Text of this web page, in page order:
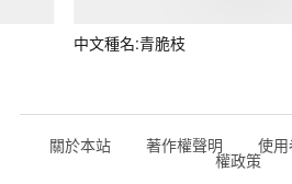
中文種名:青脆枝
關於本站 著作權聲明 使
權政策